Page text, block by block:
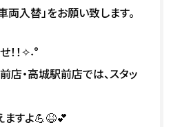
両入替」をお願い致します。
！✧˖°
店・高城駅前店では、スタッ
すよ💪😆💕